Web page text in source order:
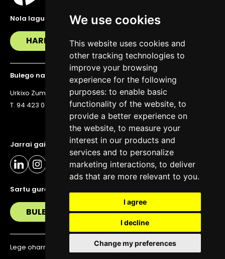
We use cookies
This website uses cookies and
other tracking technologies to
improve your browsing
experience for the following
purposes: to enable basic
functionality of the website, to
provide a better experience on
the website, to measure your
interest in our products and
services and to personalize
marketing interactions, to deliver
ads that are more relevant to you.
I agree
I decline
Change my preferences
Jarrai gaitzazu eguneratuta egoteko
Sartu gure buletinera
BULETIN
Nola lagundu zaitzakegu?
HARREMANETAN JARRI
Bulego nagusia
Urkixo Zumarkalea 36, 6. solairua, 48011 Bilbo
T. 94 423 07 43
Lege oharra Pribatutasun politika